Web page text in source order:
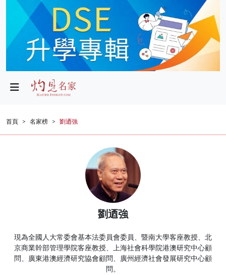
政局
財經
生活
名家榜
灼見活動
首頁 名家榜 劉迺強
劉迺強
現為全國人大常委會基本法委員會委員、暨南大學客座教授、北
京商業幹部管理學院客座教授、上海社會科學院港澳研究中心顧
問、廣東港澳經濟研究協會顧問、廣州經濟社會發展研究中心顧
問。